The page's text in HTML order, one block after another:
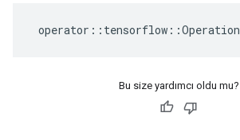
operator :: tensorflow ::Operation
Bu size yardımcı oldu mu?